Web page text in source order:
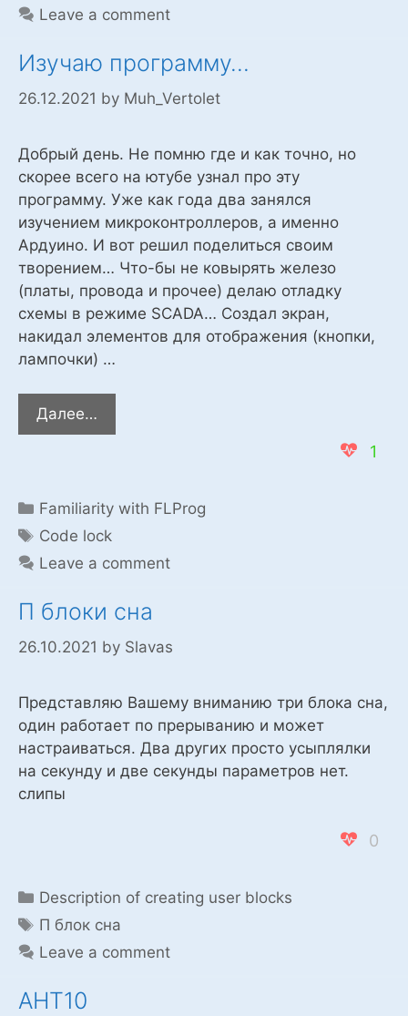
Leave a comment
Изучаю программу…
26.12.2021 by Muh_Vertolet
Добрый день. Не помню где и как точно, но
скорее всего на ютубе узнал про эту
программу. Уже как года два занялся
изучением микроконтроллеров, а именно
Ардуино. И вот решил поделиться своим
творением… Что-бы не ковырять железо
(платы, провода и прочее) делаю отладку
схемы в режиме SCADA… Создал экран,
накидал элементов для отображения (кнопки,
лампочки) …
Далее…
программу…
1
Categories
Familiarity with FLProg
Tags
Code lock
Leave a comment
П блоки сна
26.10.2021 by Slavas
Представляю Вашему вниманию три блока сна,
один работает по прерыванию и может
настраиваться. Два других просто усыплялки
на секунду и две секунды параметров нет.
слипы
0
Categories
Description of creating user blocks
Tags
П блок сна
Leave a comment
AHT10